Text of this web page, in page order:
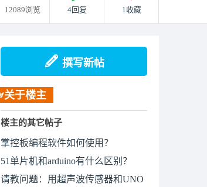
12089浏览 4回复 1收藏
撰写新帖
关于楼主
楼主的其它帖子
掌控板编程软件如何使用？
51单片机和arduino有什么区别？
请教问题：用超声波传感器和UNO